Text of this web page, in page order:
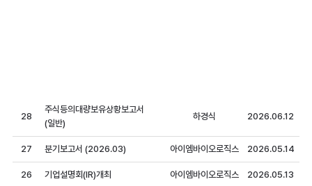
28
주식등의대량보유상황보고서
(일반)
하경식 2026.06.12
27 분기보고서 (2026.03) 아이엠바이오로직스 2026.05.14
26 기업설명회(IR)개최 아이엠바이오로직스 2026.05.13